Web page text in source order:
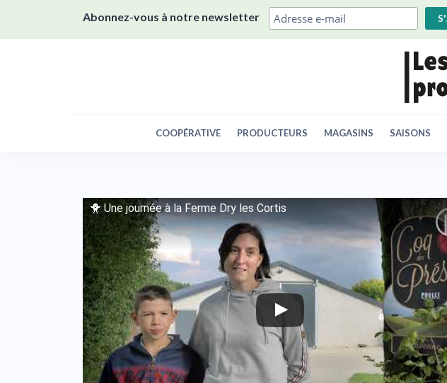
Abonnez-vous à notre newsletter
COOPÉRATIVE PRODUCTEURS MAGASINS SAISONS
🐥 Une journée à la Ferme Dry les Cortis